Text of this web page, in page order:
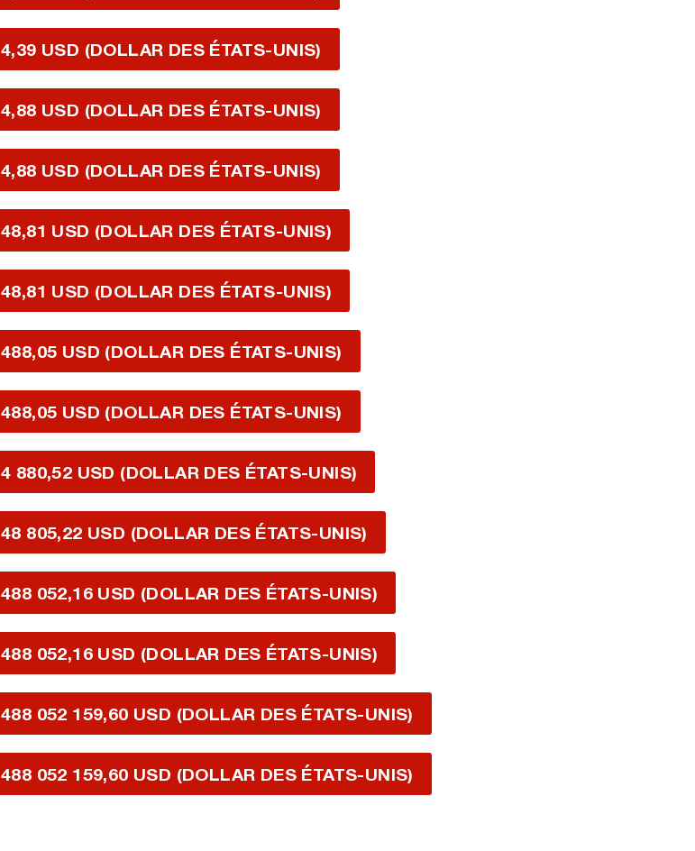
4,39 USD (DOLLAR DES ÉTATS-UNIS)
4,88 USD (DOLLAR DES ÉTATS-UNIS)
4,88 USD (DOLLAR DES ÉTATS-UNIS)
48,81 USD (DOLLAR DES ÉTATS-UNIS)
48,81 USD (DOLLAR DES ÉTATS-UNIS)
488,05 USD (DOLLAR DES ÉTATS-UNIS)
488,05 USD (DOLLAR DES ÉTATS-UNIS)
4 880,52 USD (DOLLAR DES ÉTATS-UNIS)
48 805,22 USD (DOLLAR DES ÉTATS-UNIS)
488 052,16 USD (DOLLAR DES ÉTATS-UNIS)
488 052,16 USD (DOLLAR DES ÉTATS-UNIS)
488 052 159,60 USD (DOLLAR DES ÉTATS-UNIS)
488 052 159,60 USD (DOLLAR DES ÉTATS-UNIS)